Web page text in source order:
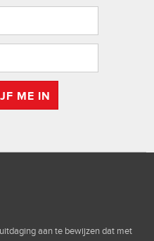
ME IN
aan te bewijzen dat met